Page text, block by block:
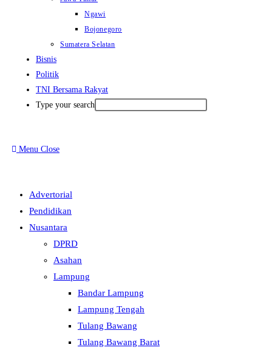
Ngawi
Bojonegoro
Sumatera Selatan
Bisnis
Politik
TNI Bersama Rakyat
Type your search
Menu Close
Advertorial
Pendidikan
Nusantara
DPRD
Asahan
Lampung
Bandar Lampung
Lampung Tengah
Tulang Bawang
Tulang Bawang Barat